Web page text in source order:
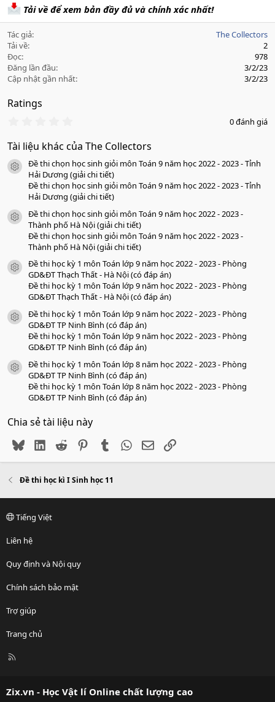
Tải về để xem bản đầy đủ và chính xác nhất!
Tác giả
The Collectors
Tải về
2
Đọc
978
Đăng lần đầu
3/2/23
Cập nhật gần nhất
3/2/23
Ratings
0
0
a
o
0 đánh giá
Tài liệu khác của The Collectors
icon tài liệu
Đề thi chọn học sinh giỏi môn Toán 9 năm học 2022 - 2023 - Tỉnh
Hải Dương (giải chi tiết)
Đề thi chọn học sinh giỏi môn Toán 9 năm học 2022 - 2023 - Tỉnh
Hải Dương (giải chi tiết)
icon tài liệu
Đề thi chọn học sinh giỏi môn Toán 9 năm học 2022 - 2023 -
Thành phố Hà Nội (giải chi tiết)
Đề thi chọn học sinh giỏi môn Toán 9 năm học 2022 - 2023 -
Thành phố Hà Nội (giải chi tiết)
icon tài liệu
Đề thi học kỳ 1 môn Toán lớp 9 năm học 2022 - 2023 - Phòng
GD&ĐT Thạch Thất - Hà Nội (có đáp án)
Đề thi học kỳ 1 môn Toán lớp 9 năm học 2022 - 2023 - Phòng
GD&ĐT Thạch Thất - Hà Nội (có đáp án)
icon tài liệu
Đề thi học kỳ 1 môn Toán lớp 9 năm học 2022 - 2023 - Phòng
GD&ĐT TP Ninh Bình (có đáp án)
Đề thi học kỳ 1 môn Toán lớp 9 năm học 2022 - 2023 - Phòng
GD&ĐT TP Ninh Bình (có đáp án)
icon tài liệu
Đề thi học kỳ 1 môn Toán lớp 8 năm học 2022 - 2023 - Phòng
GD&ĐT TP Ninh Bình (có đáp án)
Đề thi học kỳ 1 môn Toán lớp 8 năm học 2022 - 2023 - Phòng
GD&ĐT TP Ninh Bình (có đáp án)
Chia sẻ tài liệu này
BlueskyLinkedIn
Reddit PinterestTumblr WhatsApp
EmailLink
Đề thi học kì I Sinh học 11
Tiếng Việt
Liên hệ
Quy định và Nội quy
Chính sách bảo mật
Trợ giúp
Trang chủ
R
Zix.vn - Học Vật lí Online chất lượng cao